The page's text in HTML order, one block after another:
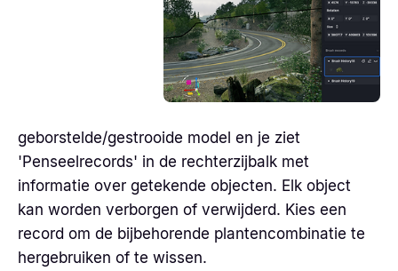
geborstelde/gestrooide model en je ziet
'Penseelrecords' in de rechterzijbalk met
informatie over getekende objecten. Elk object
kan worden verborgen of verwijderd. Kies een
record om de bijbehorende plantencombinatie te
hergebruiken of te wissen.